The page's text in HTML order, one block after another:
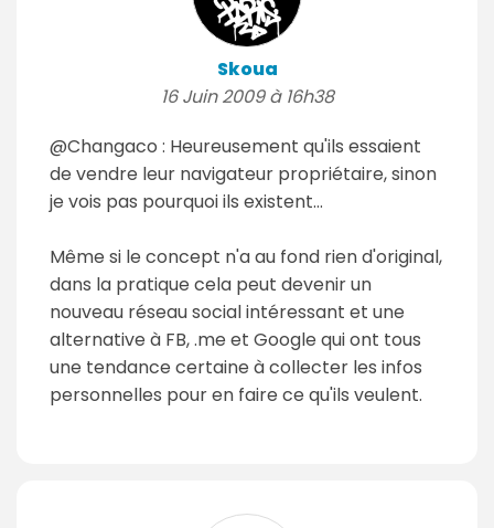
Skoua
16 Juin 2009 à 16h38
@Changaco : Heureusement qu'ils essaient
de vendre leur navigateur propriétaire, sinon
je vois pas pourquoi ils existent...
Même si le concept n'a au fond rien d'original,
dans la pratique cela peut devenir un
nouveau réseau social intéressant et une
alternative à FB, .me et Google qui ont tous
une tendance certaine à collecter les infos
personnelles pour en faire ce qu'ils veulent.